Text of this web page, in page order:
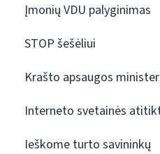
Įmonių VDU palyginimas
STOP šešėliui
Krašto apsaugos
Interneto svetainės
Ieškome turto savininkų